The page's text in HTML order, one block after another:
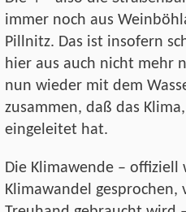
immer noch aus
Pillnitz. Das ist insofern
hier aus auch nicht mehr
nun wieder mit dem
zusammen, daß das
eingeleitet hat.
Die Klimawende –
Klimawandel